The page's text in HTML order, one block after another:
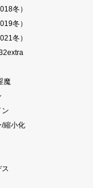
冬）
冬）
冬）
魔
ン
/縮小化
ス